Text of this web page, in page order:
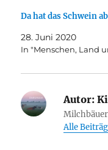
Da hat das Schwein
28. Juni 2020
In "Menschen, Land
Autor:
Alle